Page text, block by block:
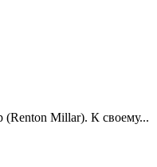
Millar). К своему...